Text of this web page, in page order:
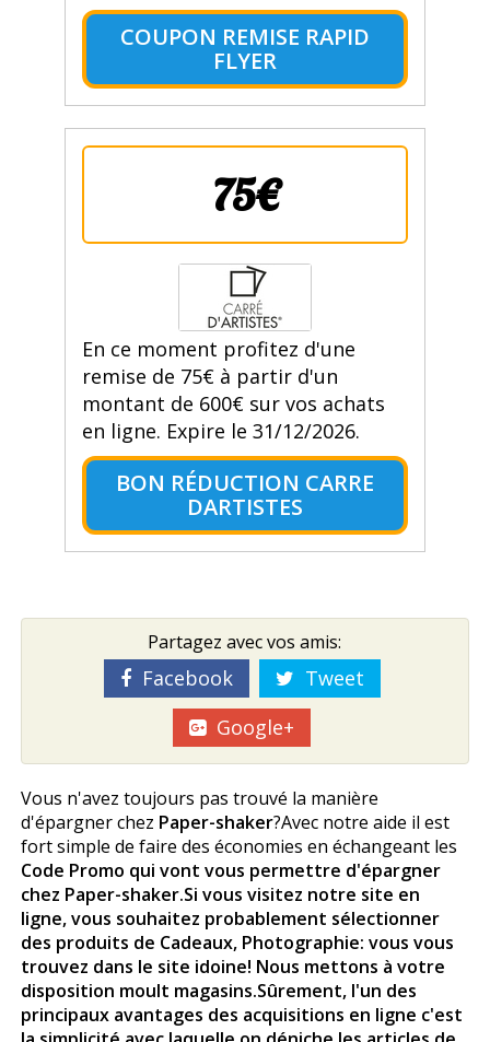
COUPON REMISE RAPID
FLYER
75€
En ce moment profitez d'une
remise de 75€ à partir d'un
montant de 600€ sur vos achats
en ligne. Expire le 31/12/2026.
BON RÉDUCTION CARRE
DARTISTES
Partagez avec vos amis:
Facebook
Tweet
Google+
Vous n'avez toujours pas trouvé la manière
d'épargner chez Paper-shaker?Avec notre aide il est
fort simple de faire des économies en échangeant les
Code Promo qui vont vous permettre d'épargner
chez Paper-shaker.Si vous visitez notre site en
ligne, vous souhaitez probablement sélectionner
des produits de Cadeaux, Photographie: vous vous
trouvez dans le site idoine! Nous mettons à votre
disposition moult magasins.Sûrement, l'un des
principaux avantages des acquisitions en ligne c'est